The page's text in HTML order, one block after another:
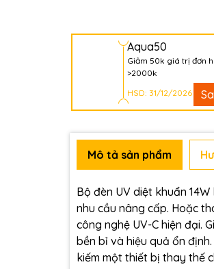
Aqua50
Giảm 50k giá trị đơn
>2000k
HSD: 31/12/2026
Mô tả sản phẩm
Bộ đèn UV diệt khuẩn
nhu cầu nâng cấp. Hoặc
công nghệ UV-C hiện đại.
bền bỉ và hiệu quả ổn
kiếm một thiết bị thay thế